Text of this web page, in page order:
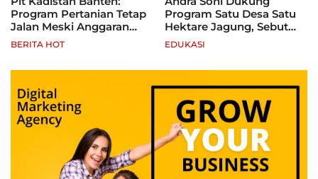
Program Pertanian Tetap
Jalan Meski Anggaran
Terbatas, Fokus Jagung
BERITA HOT
Program Satu Desa Satu
Hektare Jagung, Sebut
Banten Punya Peluang
EDUKASI